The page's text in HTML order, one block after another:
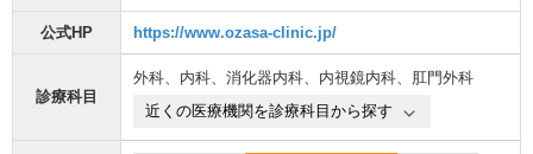
公式HP https://www.ozasa-clinic.jp/
診療科目
外科、 内科、 消化器内科、 内視鏡内科、 肛門外科
近くの医療機関を診療科目から探す